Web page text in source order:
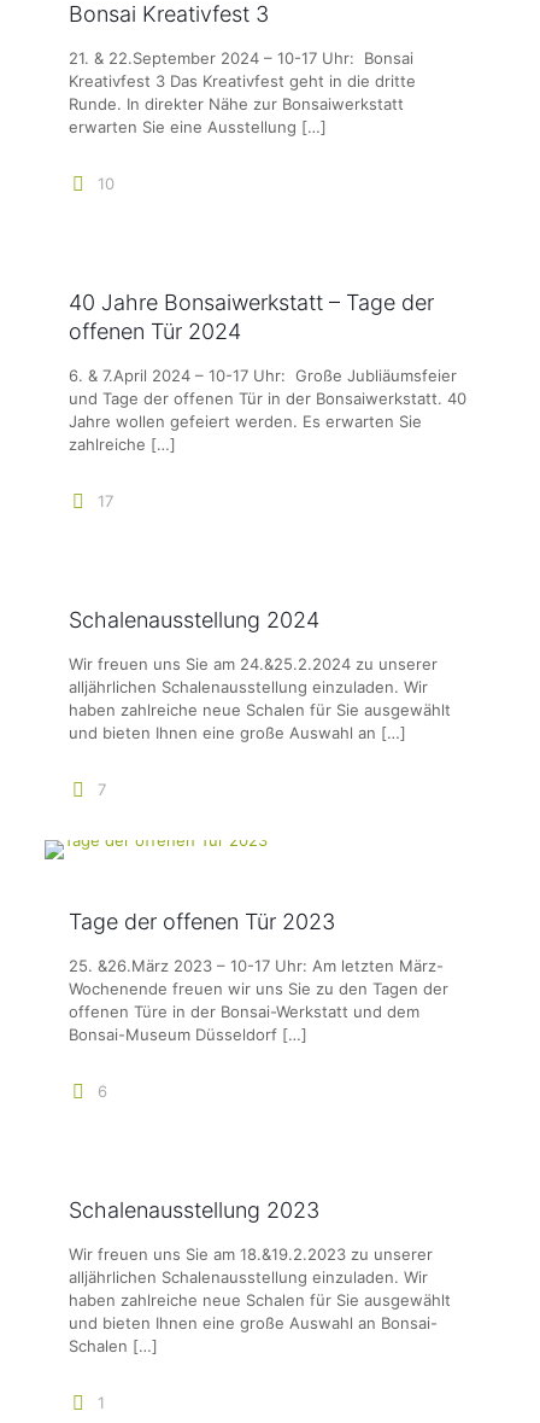
Bonsai Kreativfest 3
21. & 22.September 2024 – 10-17 Uhr: Bonsai
Kreativfest 3 Das Kreativfest geht in die dritte
Runde. In direkter Nähe zur Bonsaiwerkstatt
erwarten Sie eine Ausstellung […]
10
40 Jahre Bonsaiwerkstatt – Tage der
offenen Tür 2024
6. & 7.April 2024 – 10-17 Uhr: Große Jubliäumsfeier
und Tage der offenen Tür in der Bonsaiwerkstatt. 40
Jahre wollen gefeiert werden. Es erwarten Sie
zahlreiche […]
17
Schalenausstellung 2024
Wir freuen uns Sie am 24.&25.2.2024 zu unserer
alljährlichen Schalenausstellung einzuladen. Wir
haben zahlreiche neue Schalen für Sie ausgewählt
und bieten Ihnen eine große Auswahl an […]
7
Tage der offenen Tür 2023
25. &26.März 2023 – 10-17 Uhr: Am letzten März-
Wochenende freuen wir uns Sie zu den Tagen der
offenen Türe in der Bonsai-Werkstatt und dem
Bonsai-Museum Düsseldorf[…]
6
Schalenausstellung 2023
Wir freuen uns Sie am 18.&19.2.2023 zu unserer
alljährlichen Schalenausstellung einzuladen. Wir
haben zahlreiche neue Schalen für Sie ausgewählt
und bieten Ihnen eine große Auswahl an Bonsai-
Schalen […]
1